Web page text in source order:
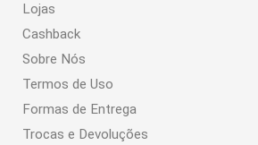
Lojas
Cashback
Sobre Nós
Termos de Uso
Formas de Entrega
Trocas e Devoluções